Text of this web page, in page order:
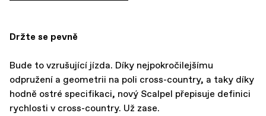
Držte se pevně
Bude to vzrušující jízda. Díky nejpokročilejšímu
odpružení a geometrii na poli cross-country, a taky díky
hodně ostré specifikaci, nový Scalpel přepisuje definici
rychlosti v cross-country. Už zase.